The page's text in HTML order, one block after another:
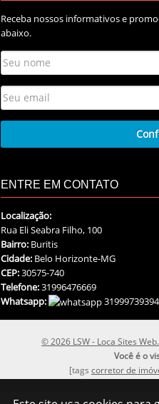
Receba nossos informativos e
abaixo.
ENTRE EM CONTATO
Localização:
Rua Eli Seabra Filho, 100
Bairro: Buritis
Cidade: Belo Horizonte-MG
CEP:30575-740
Telefone:31996476669
Whatsapp:
31999739394
© 2026 LSW - Loca Sites
Você é o
[tags corretor de